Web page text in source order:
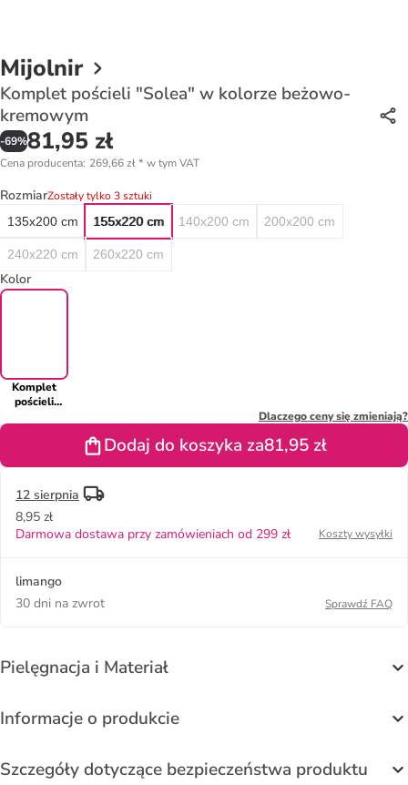
Mijolnir
Komplet pościeli "Solea" w kolorze beżowo-
kremowym
-69%81,95 zł
Cena producenta: 269,66 zł* w tym VAT
RozmiarZostały tylko 3 sztuki
135x200 cm
155x220 cm 140x200 cm 200x200 cm
240x220 cm 260x220 cm
Kolor
Komplet
pościeli
Dlaczego ceny się zmieniają?
Dodaj do koszyka za81,95 zł
12 sierpnia
8,95 zł
Darmowa dostawa przy zamówieniach od 299 zł
Koszty wysyłki
limango
30 dni na zwrot
Sprawdź FAQ
Pielęgnacja i Materiał
Informacje o produkcie
Szczegóły dotyczące bezpieczeństwa produktu